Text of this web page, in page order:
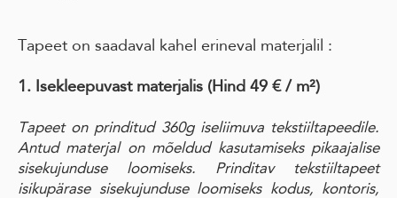
Tapeet on saadaval kahel erineval materjalil :
1. Isekleepuvast materjalis (Hind 49 € / m²)
Tapeet on prinditud 360g iseliimuva tekstiiltapeedile.
Antud materjal on mõeldud kasutamiseks pikaajalise
sisekujunduse loomiseks. Prinditav tekstiiltapeet
isikupärase sisekujunduse loomiseks kodus, kontoris,